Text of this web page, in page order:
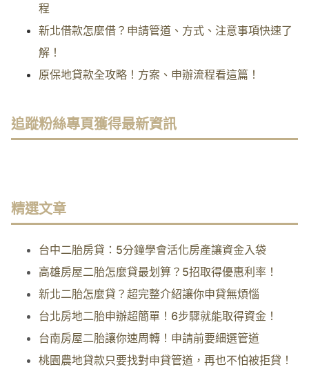
程
新北借款怎麼借？申請管道、方式、注意事項快速了
解！
原保地貸款全攻略！方案、申辦流程看這篇！
追蹤粉絲專頁獲得最新資訊
精選文章
台中二胎房貸：5分鐘學會活化房產讓資金入袋
高雄房屋二胎怎麼貸最划算？5招取得優惠利率！
新北二胎怎麼貸？超完整介紹讓你申貸無煩惱
台北房地二胎申辦超簡單！6步驟就能取得資金！
台南房屋二胎讓你速周轉！申請前要細選管道
桃園農地貸款只要找對申貸管道，再也不怕被拒貸！